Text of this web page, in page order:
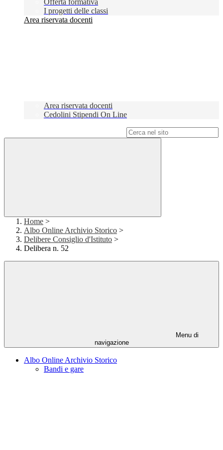
Offerta formativa
I progetti delle classi
Area riservata docenti
Area riservata docenti
Cedolini Stipendi On Line
Home >
Albo Online Archivio Storico >
Delibere Consiglio d'Istituto >
Delibera n. 52
Menu di
navigazione
Albo Online Archivio Storico
Bandi e gare